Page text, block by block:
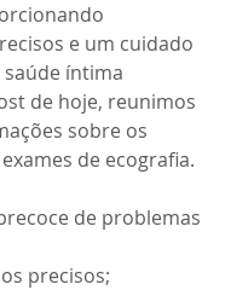
e um cuidado
saúde íntima
de hoje, reunimos
sobre os
de ecografia.
de problemas
precisos;